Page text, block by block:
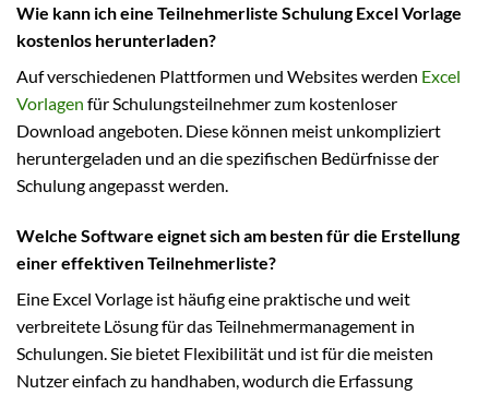
Wie kann ich eine Teilnehmerliste Schulung Excel Vorlage
kostenlos herunterladen?
Auf verschiedenen Plattformen und Websites werden Excel
Vorlagen für Schulungsteilnehmer zum kostenloser
Download angeboten. Diese können meist unkompliziert
heruntergeladen und an die spezifischen Bedürfnisse der
Schulung angepasst werden.
Welche Software eignet sich am besten für die Erstellung
einer effektiven Teilnehmerliste?
Eine Excel Vorlage ist häufig eine praktische und weit
verbreitete Lösung für das Teilnehmermanagement in
Schulungen. Sie bietet Flexibilität und ist für die meisten
Nutzer einfach zu handhaben, wodurch die Erfassung